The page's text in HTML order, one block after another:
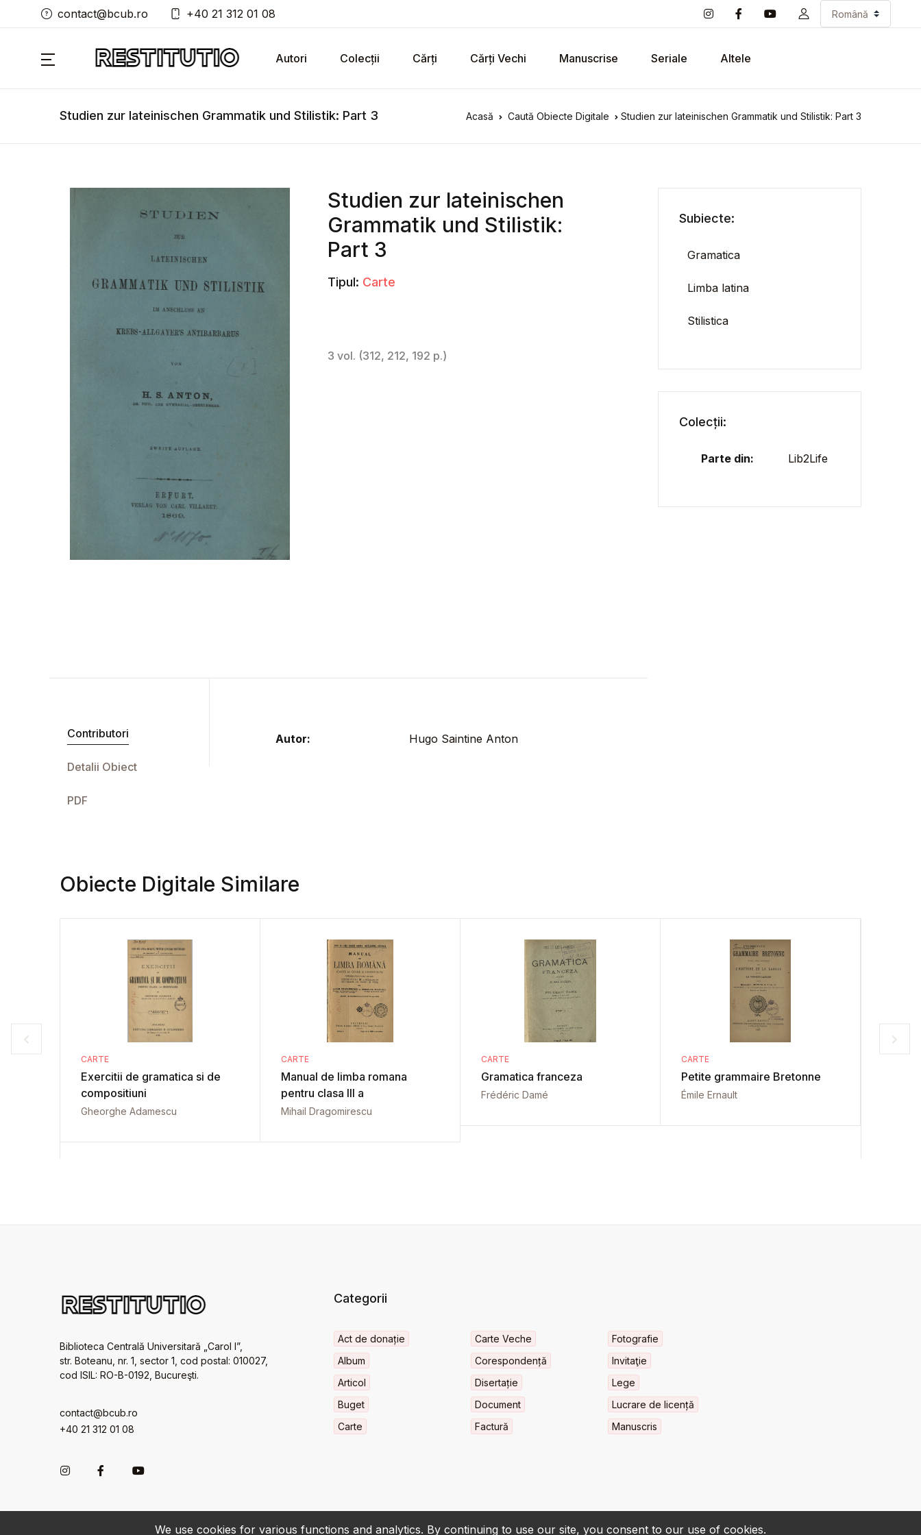
We use cookies for various functions and analytics. By continuing to use our site, you consent to our use of cookies.
contact@bcub.ro +40 21 312 01 08
Autori Colecții Cărți Cărți Vechi Manuscrise Seriale Altele
Studien zur lateinischen Grammatik und Stilistik: Part 3 Acasă Caută Obiecte Digitale Studien zur lateinischen Grammatik und Stilistik: Part 3
Studien zur lateinischen
Grammatik und Stilistik:
Part 3
Tipul: Carte
Contributori
Detalii Obiect
PDF
Autor: Hugo Saintine Anton
Subiecte:
Gramatica
Limba latina
Stilistica
Colecții:
Parte din: Lib2Life
Obiecte Digitale Similare
CARTE
Exercitii de gramatica si de
compositiuni
Gheorghe Adamescu
CARTE
Manual de limba romana
pentru clasa III a
Mihail Dragomirescu
CARTE
Gramatica franceza
Frédéric Damé
CARTE
Petite grammaire Bretonne
Émile Ernault
Biblioteca Centrală Universitară „Carol I”,
str. Boteanu, nr. 1, sector 1, cod postal: 010027,
cod ISIL: RO-B-0192, Bucureşti.
contact@bcub.ro
+40 21 312 01 08
Categorii
Act de donație
Album
Articol
Buget
Carte
Carte Veche
Corespondență
Disertație
Document
Factură
Fotografie
Invitaţie
Lege
Lucrare de licență
Manuscris